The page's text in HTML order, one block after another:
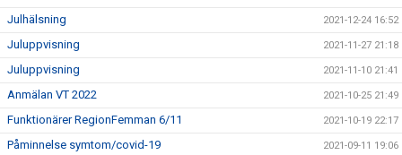
Julhälsning 2021-12-24 16:52
Juluppvisning 2021-11-27 21:18
Juluppvisning 2021-11-10 21:41
Anmälan VT 2022 2021-10-25 21:49
Funktionärer RegionFemman 6/11 2021-10-19 22:17
Påminnelse symtom/covid-19 2021-09-11 19:06